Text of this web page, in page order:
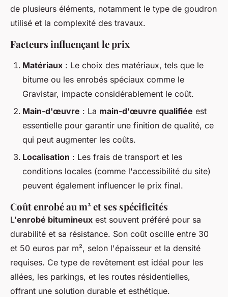
de plusieurs éléments, notamment le type de goudron
utilisé et la complexité des travaux.
Facteurs influençant le prix
Matériaux : Le choix des matériaux, tels que le
bitume ou les enrobés spéciaux comme le
Gravistar, impacte considérablement le coût.
Main-d'œuvre : La main-d'œuvre qualifiée est
essentielle pour garantir une finition de qualité, ce
qui peut augmenter les coûts.
Localisation : Les frais de transport et les
conditions locales (comme l'accessibilité du site)
peuvent également influencer le prix final.
Coût enrobé au m² et ses spécificités
L'enrobé bitumineux est souvent préféré pour sa
durabilité et sa résistance. Son coût oscille entre 30
et 50 euros par m², selon l'épaisseur et la densité
requises. Ce type de revêtement est idéal pour les
allées, les parkings, et les routes résidentielles,
offrant une solution durable et esthétique.